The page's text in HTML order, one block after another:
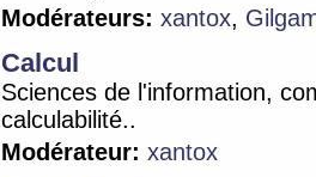
Modérateurs: xantox,
Calcul
Sciences de l'information,
calculabilité..
Modérateur: xantox